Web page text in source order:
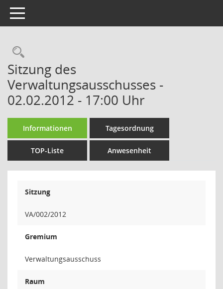
Toggle navigation
Rechercheauswahl
Sitzung des
Verwaltungsausschusses -
02.02.2012 - 17:00 Uhr
Informationen Tagesordnung
TOP-Liste Anwesenheit
Sitzung
VA/002/2012
Gremium
Verwaltungsausschuss
Raum